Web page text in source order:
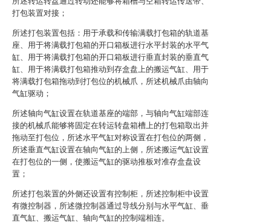
打包装置对接；
所述打包装置包括：用于承载和传输满载打包箱的轨道基
座、用于将满载打包箱的开口箱板进行水平封装的水平气
缸、用于将满载打包箱的开口箱板进行垂直封装的垂直气
缸、用于将满载打包箱推动到存盒盘上的搬运气缸、用于
将满载打包箱拖动到打包位的机械爪，所述机械爪由轴向
气缸驱动；
所述轴向气缸设置在轨道基座的端部，与轴向气缸端部连
接的机械爪能够将固定在转运转盘箱槽上的打包箱取出并
拖动至打包位，所述水平气缸对称设置在打包位的两侧，
所述垂直气缸设置在轴向气缸的上侧，所述搬运气缸设置
在打包位的一侧，使搬运气缸的驱动推板对准存盒盘设
置；
所述打包装置的外侧还设置有控制柜，所述控制柜中设置
有微控制器，所述微控制器通过导线分别与水平气缸、垂
直气缸、搬运气缸、轴向气缸的控制端相连。